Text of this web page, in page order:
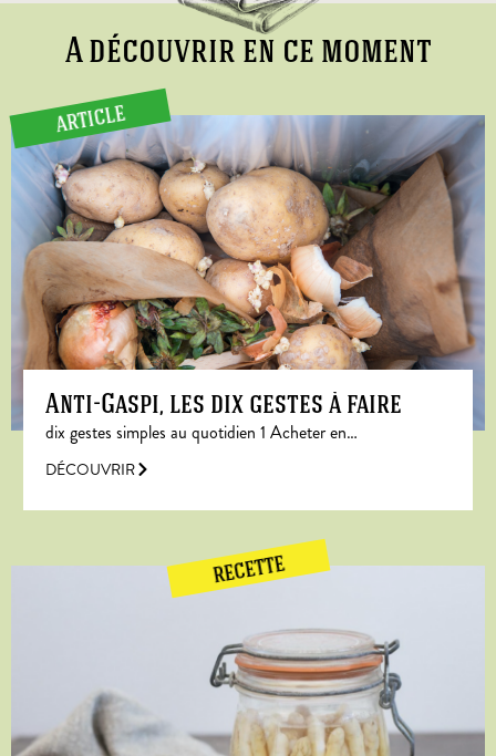
A découvrir en ce moment
ARTICLE
Anti-Gaspi, les dix gestes à faire
dix gestes simples au quotidien 1 Acheter en…
DÉCOUVRIR
RECETTE